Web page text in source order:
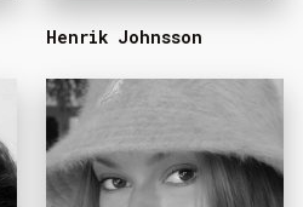
Henrik Johnsson